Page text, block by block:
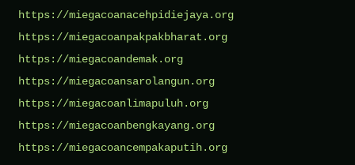
https://miegacoanacehpidiejaya.org
https://miegacoanpakpakbharat.org
https://miegacoandemak.org
https://miegacoansarolangun.org
https://miegacoanlimapuluh.org
https://miegacoanbengkayang.org
https://miegacoancempakaputih.org